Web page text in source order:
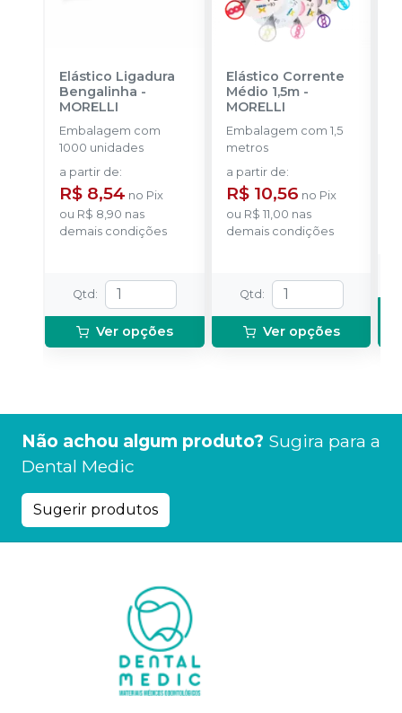
Elástico Ligadura
Bengalinha -
MORELLI
Embalagem com
1000 unidades
a partir de:
R$ 8,54 no Pix
ou R$ 8,90 nas
demais condições
Qtd :
Ver opções
Elástico Corrente
Médio 1,5m-
MORELLI
Embalagem com 1,5
metros
a partir de:
R$ 10,56 no Pix
ou R$ 11,00 nas
demais condições
Qtd :
Ver opções
Não achou algum produto? Sugira para a
Dental Medic
Sugerir produtos